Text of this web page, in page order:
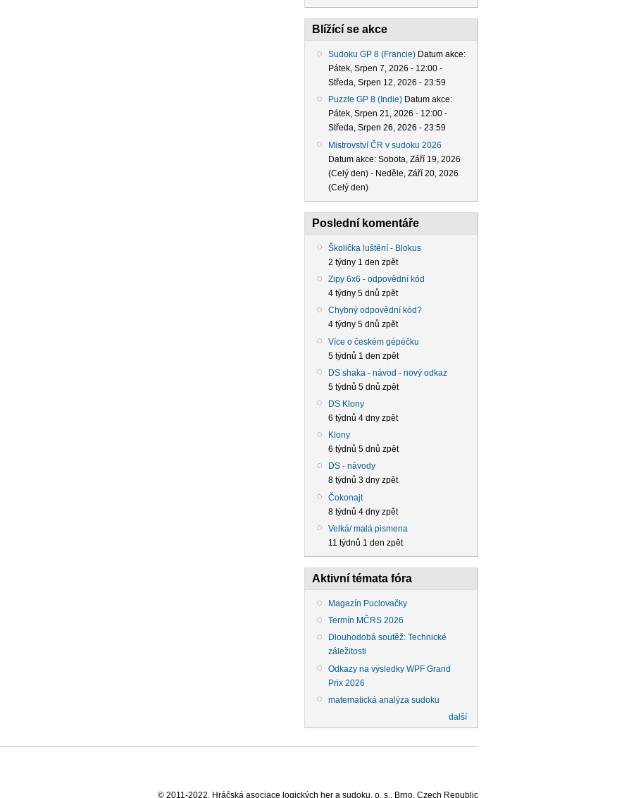
Blížící se akce
Sudoku GP 8 (Francie) Datum akce:
Pátek, Srpen 7, 2026 - 12:00 -
Středa, Srpen 12, 2026 - 23:59
Puzzle GP 8 (Indie) Datum akce:
Pátek, Srpen 21, 2026 - 12:00 -
Středa, Srpen 26, 2026 - 23:59
Mistrovství ČR v sudoku 2026
Datum akce: Sobota, Září 19, 2026
(Celý den) - Neděle, Září 20, 2026
(Celý den)
Poslední komentáře
Školička luštění - Blokus
2 týdny 1 den zpět
Zipy 6x6 - odpovědní kód
4 týdny 5 dnů zpět
Chybný odpovědní kód?
4 týdny 5 dnů zpět
Více o českém gépéčku
5 týdnů 1 den zpět
DS shaka - návod - nový odkaz
5 týdnů 5 dnů zpět
DS Klony
6 týdnů 4 dny zpět
Klony
6 týdnů 5 dnů zpět
DS - návody
8 týdnů 3 dny zpět
Čokonajt
8 týdnů 4 dny zpět
Velká/ malá pismena
11 týdnů 1 den zpět
Aktivní témata fóra
Magazín Puclovačky
Termín MČRS 2026
Dlouhodobá soutěž: Technické
záležitosti
Odkazy na výsledky WPF Grand
Prix 2026
matematická analýza sudoku
další
© 2011-2022, Hráčská asociace logických her a sudoku, o. s., Brno, Czech Republic